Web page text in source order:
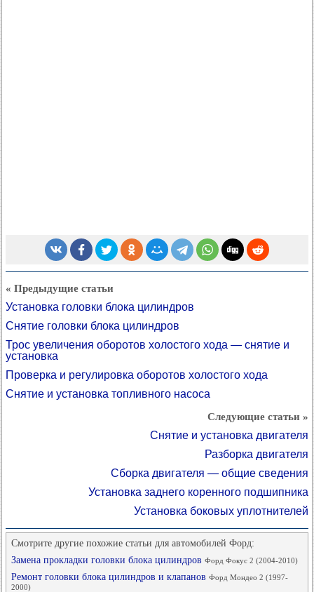
« Предыдущие статьи
Установка головки блока цилиндров
Снятие головки блока цилиндров
Трос увеличения оборотов холостого хода — снятие и
установка
Проверка и регулировка оборотов холостого хода
Снятие и установка топливного насоса
Следующие статьи »
Снятие и установка двигателя
Разборка двигателя
Сборка двигателя — общие сведения
Установка заднего коренного подшипника
Установка боковых уплотнителей
Смотрите другие похожие статьи для автомобилей Форд:
Замена прокладки головки блока цилиндров Форд Фокус 2 (2004-2010)
Ремонт головки блока цилиндров и клапанов Форд Мондео 2 (1997-
2000)